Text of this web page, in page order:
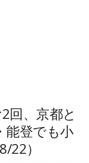
回、京都と
能登でも小
22）